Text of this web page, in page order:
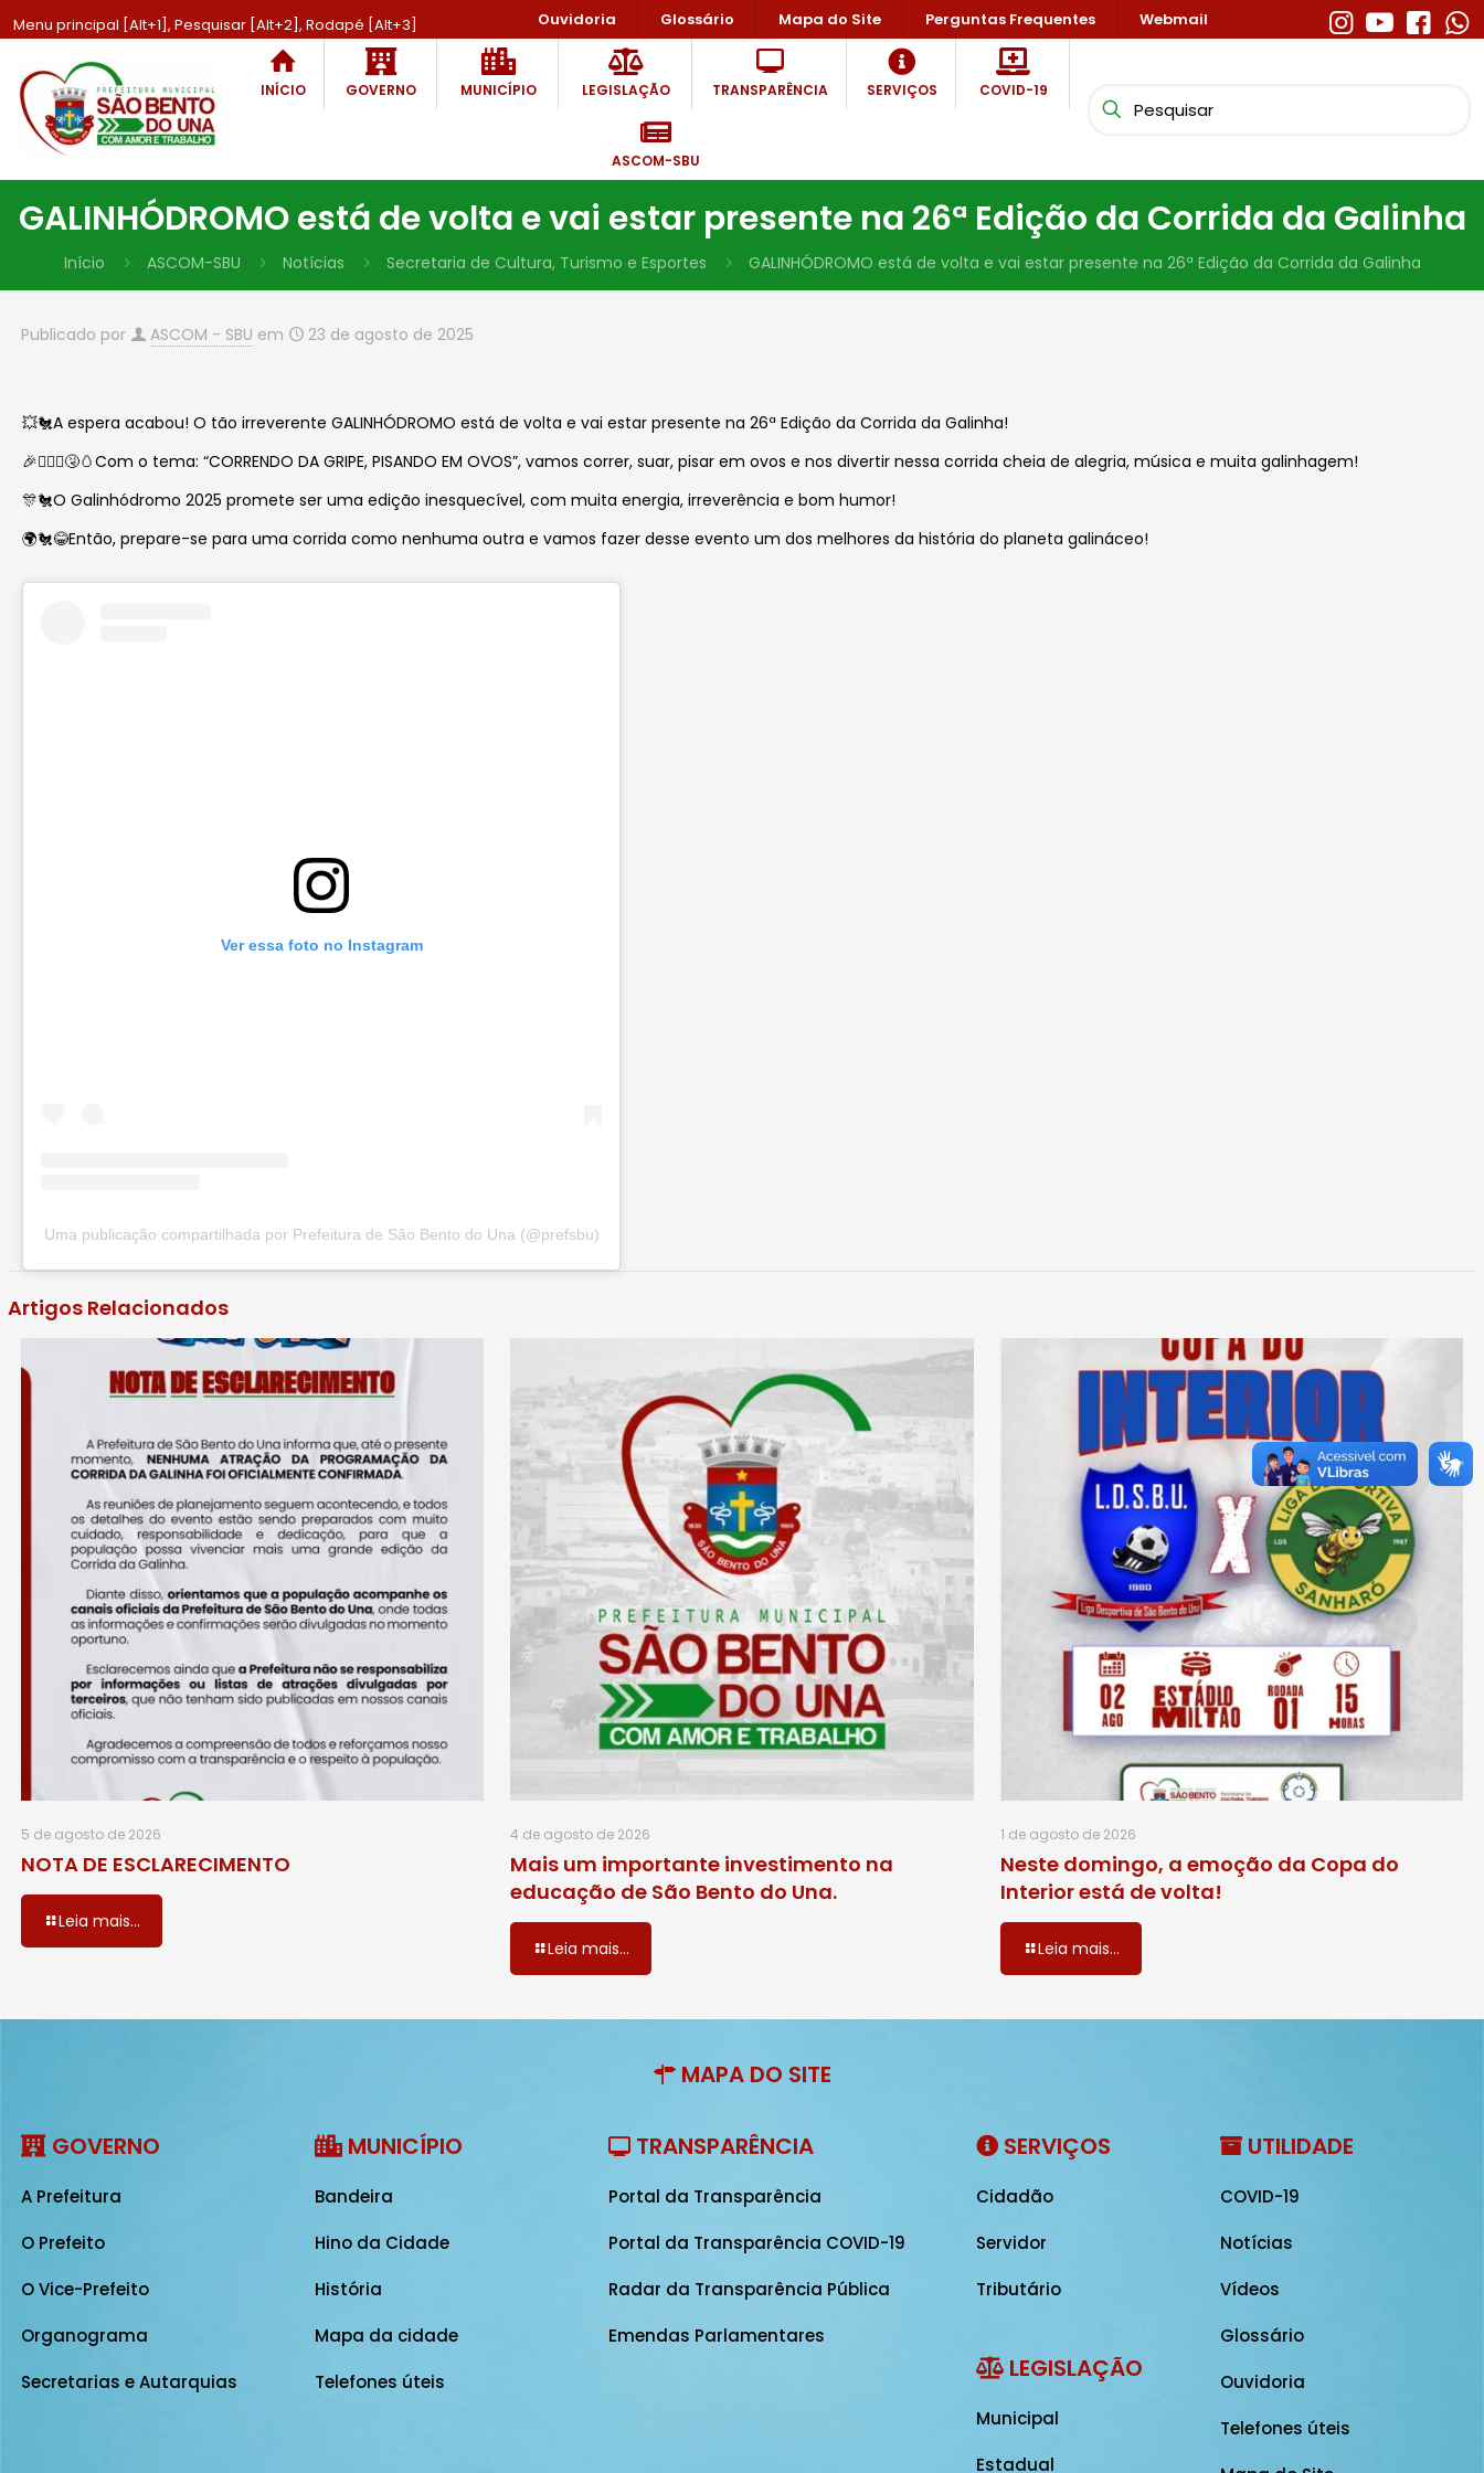
Menu principal [Alt+1], Pesquisar [Alt+2], Rodapé [Alt+3] Ouvidoria Glossário Mapa do Site Perguntas Frequentes Webmail
INÍCIO GOVERNO MUNICÍPIO LEGISLAÇÃO TRANSPARÊNCIA SERVIÇOS COVID-19
ASCOM-SBU
GALINHÓDROMO está de volta e vai estar presente na 26ª Edição da Corrida da Galinha
Início ASCOM-SBU Notícias Secretaria de Cultura, Turismo e Esportes GALINHÓDROMO está de volta e vai estar presente na 26ª Edição da Corrida da Galinha
Publicado por ASCOM - SBU em 23 de agosto de 2025
💥🐔A espera acabou! O tão irreverente GALINHÓDROMO está de volta e vai estar presente na 26ª Edição da Corrida da Galinha!
🎉🏃🏻‍♀️🤧🥚Com o tema: “CORRENDO DA GRIPE, PISANDO EM OVOS”, vamos correr, suar, pisar em ovos e nos divertir nessa corrida cheia de alegria, música e muita galinhagem!
🎊🐔O Galinhódromo 2025 promete ser uma edição inesquecível, com muita energia, irreverência e bom humor!
🌍🐔😂Então, prepare-se para uma corrida como nenhuma outra e vamos fazer desse evento um dos melhores da história do planeta galináceo!
Ver essa foto no Instagram
Uma publicação compartilhada por Prefeitura de São Bento do Una (@prefsbu)
Artigos Relacionados
5 de agosto de 2026
NOTA DE ESCLARECIMENTO
Leia mais...
4 de agosto de 2026
Mais um importante investimento na
educação de São Bento do Una.
Leia mais...
1 de agosto de 2026
Neste domingo, a emoção da Copa do
Interior está de volta!
Leia mais...
MAPA DO SITE
GOVERNO
A Prefeitura
O Prefeito
O Vice-Prefeito
Organograma
Secretarias e Autarquias
MUNICÍPIO
Bandeira
Hino da Cidade
História
Mapa da cidade
Telefones úteis
TRANSPARÊNCIA
Portal da Transparência
Portal da Transparência COVID-19
Radar da Transparência Pública
Emendas Parlamentares
SERVIÇOS
Cidadão
Servidor
Tributário
LEGISLAÇÃO
Municipal
Estadual
UTILIDADE
COVID-19
Notícias
Vídeos
Glossário
Ouvidoria
Telefones úteis